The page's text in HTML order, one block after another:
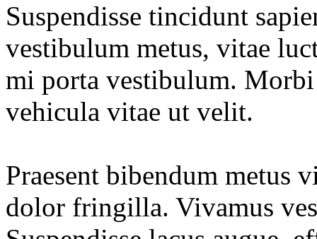
Suspendisse tincidunt
vestibulum metus, vitae
mi porta vestibulum.
vehicula vitae ut velit.
Praesent bibendum metus
dolor fringilla. Vivamus